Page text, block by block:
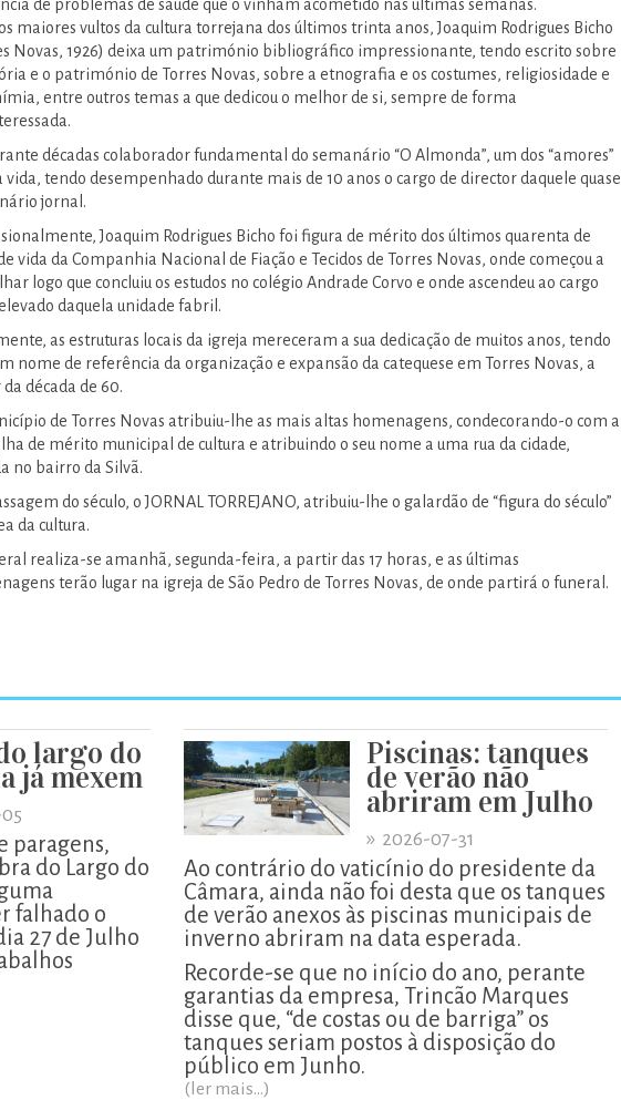
de problemas de saúde que o vinham acometido nas últimas semanas.
maiores vultos da cultura torrejana dos últimos trinta anos, Joaquim Rodrigues Bicho
Novas, 1926) deixa um património bibliográfico impressionante, tendo escrito sobre
e o património de Torres Novas, sobre a etnografia e os costumes, religiosidade e
entre outros temas a que dedicou o melhor de si, sempre de forma
décadas colaborador fundamental do semanário “O Almonda”, um dos “amores”
vida, tendo desempenhado durante mais de 10 anos o cargo de director daquele quase
jornal.
Joaquim Rodrigues Bicho foi figura de mérito dos últimos quarenta de
vida da Companhia Nacional de Fiação e Tecidos de Torres Novas, onde começou a
logo que concluiu os estudos no colégio Andrade Corvo e onde ascendeu ao cargo
daquela unidade fabril.
as estruturas locais da igreja mereceram a sua dedicação de muitos anos, tendo
nome de referência da organização e expansão da catequese em Torres Novas, a
década de 60.
de Torres Novas atribuiu-lhe as mais altas homenagens, condecorando-o com a
de mérito municipal de cultura e atribuindo o seu nome a uma rua da cidade,
no bairro da Silvã.
do século, o JORNAL TORREJANO, atribuiu-lhe o galardão de “figura do século”
da cultura.
realiza-se amanhã, segunda-feira, a partir das 17 horas, e as últimas
terão lugar na igreja de São Pedro de Torres Novas, de onde partirá o funeral.
largo do
já mexem
paragens,
do Largo do
falhado o
27 de Julho
Piscinas: tanques
de verão não
abriram em Julho
» 2026-07-31
Ao contrário do vaticínio do presidente da
Câmara, ainda não foi desta que os tanques
de verão anexos às piscinas municipais de
inverno abriram na data esperada.
Recorde-se que no início do ano, perante
garantias da empresa, Trincão Marques
disse que, “de costas ou de barriga” os
tanques seriam postos à disposição do
público em Junho.
(ler mais...)